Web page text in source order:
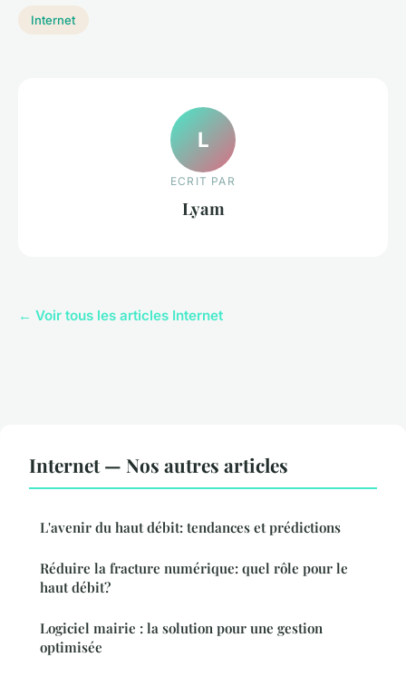
Internet
L
ECRIT PAR
Lyam
← Voir tous les articles Internet
Internet — Nos autres articles
L'avenir du haut débit: tendances et prédictions
Réduire la fracture numérique: quel rôle pour le
haut débit?
Logiciel mairie : la solution pour une gestion
optimisée